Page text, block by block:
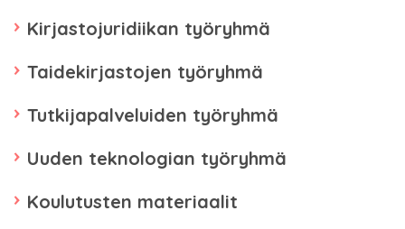
Kirjastojuridiikan työryhmä
Taidekirjastojen työryhmä
Tutkijapalveluiden työryhmä
Uuden teknologian työryhmä
Koulutusten materiaalit